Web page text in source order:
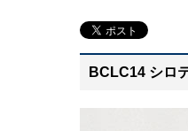
BCLC14 シロ